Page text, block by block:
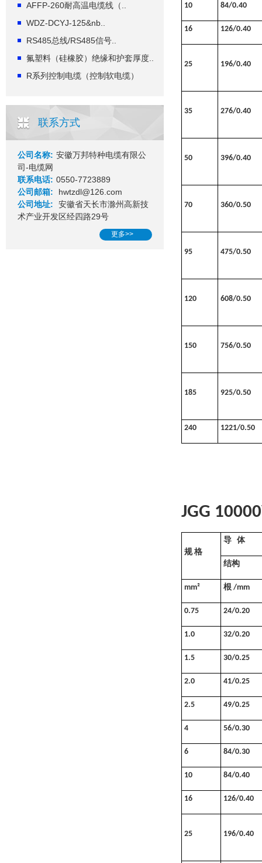
AFFP-260耐高温电缆线（..
WDZ-DCYJ-125&nb..
RS485总线/RS485信号..
氟塑料（硅橡胶）绝缘和护套厚度..
R系列控制电缆（控制软电缆）
联系方式
公司名称: 安徽万邦特种电缆有限公
司-电缆网
联系电话: 0550-7723889
公司邮箱:
hwtzdl@126.com
公司地址:
安徽省天长市滁州高新技
术产业开发区经四路29号
更多>>
10 84/0.40
16 126/0.40
25 196/0.40
35 276/0.40
50 396/0.40
70 360/0.50
95 475/0.50
120 608/0.50
150 756/0.50
185 925/0.50
240 1221/0.50
JGG
规 格
导 体
结构
mm² 根 /mm
0.75 24/0.20
1.0 32/0.20
1.5 30/0.25
2.0 41/0.25
2.5 49/0.25
4 56/0.30
6 84/0.30
10 84/0.40
16 126/0.40
25 196/0.40